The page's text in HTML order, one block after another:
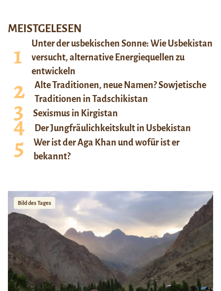
MEISTGELESEN
Unter der usbekischen Sonne: Wie Usbekistan
versucht, alternative Energiequellen zu
entwickeln
Alte Traditionen, neue Namen? Sowjetische
Traditionen in Tadschikistan
Sexismus in Kirgistan
Der Jungfräulichkeitskult in Usbekistan
Wer ist der Aga Khan und wofür ist er
bekannt?
Bild des Tages